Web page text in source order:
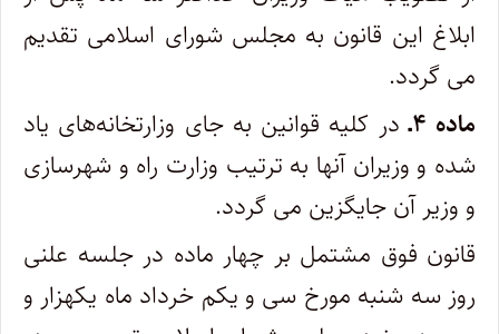
ابلاغ این قانون به مجلس شورای اسلامی تقدیم
می ‌گردد.
ماده ۴ـ
در کلیه قوانین به جای وزارتخانه‌های یاد
شده و وزیران آنها به ترتیب وزارت راه و شهرسازی
و وزیر آن جایگزین می‌ گردد.
قانون فوق مشتمل بر چهار ماده در جلسه علنی
روز سه‌ شنبه مورخ سی و یکم خرداد ماه یکهزار و